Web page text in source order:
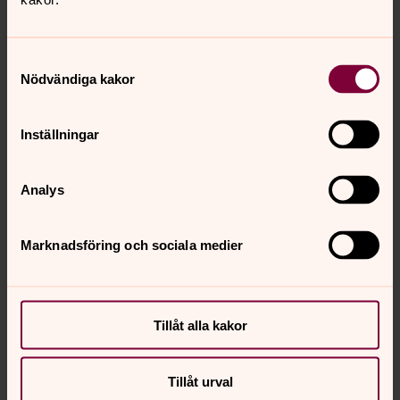
Nödvändiga kakor
Inställningar
Analys
Marknadsföring och sociala medier
Tillåt alla kakor
Tillåt urval
Kantor, Tierp-Söderfors församling